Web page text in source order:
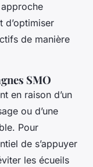
approche
d’optimiser
de manière
SMO
en raison d’un
ou d’une
Pour
de s’appuyer
les écueils